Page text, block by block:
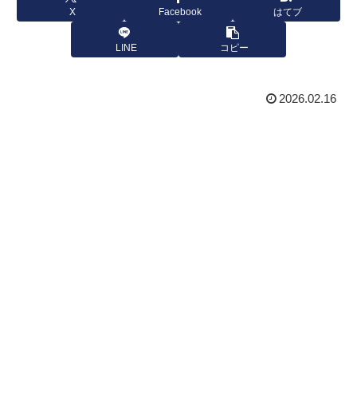
X Facebook はてブ
LINE コピー
2026.02.16